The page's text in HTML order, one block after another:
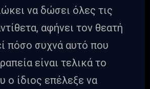
να δώσει όλες τις
αφήνει τον θεατή
πόσο συχνά αυτό που
είναι τελικά το
ο ίδιος επέλεξε να